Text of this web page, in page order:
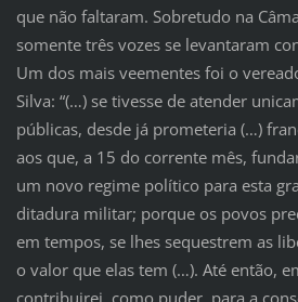
que não faltaram. Sobretudo na
somente três vozes se levantaram
Um dos mais veementes foi o
Silva: “(…) se tivesse de atender
públicas, desde já prometeria (…)
aos que, a 15 do corrente mês,
um novo regime político para esta
ditadura militar; porque os povos
em tempos, se lhes sequestrem as
o valor que elas tem (…). Até então,
contribuirei, como puder, para a